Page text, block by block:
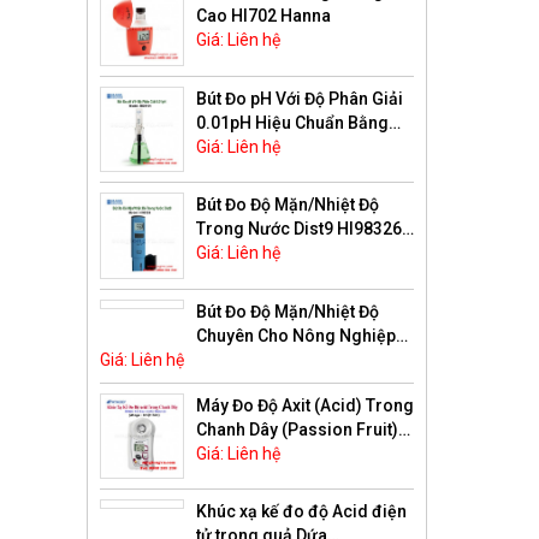
Cao HI702 Hanna
Giá: Liên hệ
Bút Đo pH Với Độ Phân Giải
0.01pH Hiệu Chuẩn Bằng
Tay HI99104 Hanna
Giá: Liên hệ
Bút Đo Độ Mặn/Nhiệt Độ
Trong Nước Dist9 HI98326
Hanna
Giá: Liên hệ
Bút Đo Độ Mặn/Nhiệt Độ
Chuyên Cho Nông Nghiệp
Giá: Liên hệ
Máy Đo Độ Axit (Acid) Trong
Chanh Dây (Passion Fruit)
PAL-Easy ACID21 Master Kit
Giá: Liên hệ
Khúc xạ kế đo độ Acid điện